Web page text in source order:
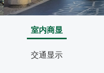
室内商显
交通显示